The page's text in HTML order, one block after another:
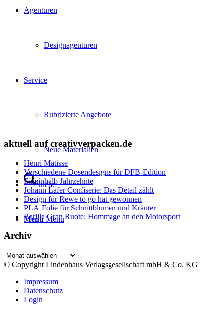
Agenturen
Designagenturen
Service
Rubrizierte Angebote
Neue Materialien
Suche
Menü Menü
aktuell auf creativverpacken.de
Henri Matisse
Verschiedene Dosendesigns für DFB-Edition
Eineinhalb Jahrzehnte
Johann Lafer Confiserie: Das Detail zählt
Design für Rewe to go hat gewonnen
PLA-Folie für Schnittblumen und Kräuter
Barilla Gran Ruote: Hommage an den Motorsport
Archiv
Archiv
© Copyright Lindenhaus Verlagsgesellschaft mbH & Co. KG
Impressum
Datenschutz
Login